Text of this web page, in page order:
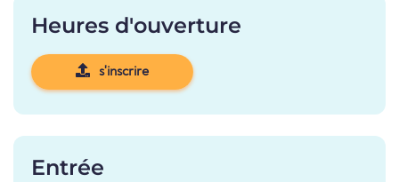
Heures d'ouverture
s'inscrire
Entrée